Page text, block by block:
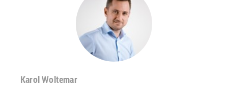
Karol Woltemar